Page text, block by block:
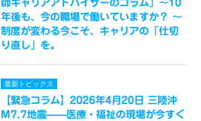
師キャリアアドバイザーのコラム」～10
年後も、今の職場で働いていますか？ ～
制度が変わる今こそ、キャリアの「仕切
り直し」を。
最新トピックス
【緊急コラム】2026年4月20日 三陸沖
M7.7地震——医療・福祉の現場が今すぐ